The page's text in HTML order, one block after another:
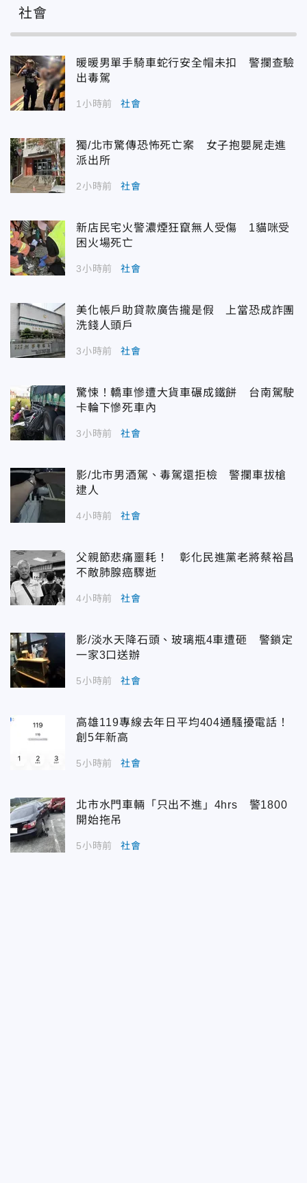
社會
暖暖男單手騎車蛇行安全帽未扣 警攔查驗
出毒駕
1小時前 社會
獨/北市驚傳恐怖死亡案 女子抱嬰屍走進
派出所
2小時前 社會
新店民宅火警濃煙狂竄無人受傷 1貓咪受
困火場死亡
3小時前 社會
美化帳戶助貸款廣告攏是假 上當恐成詐團
洗錢人頭戶
3小時前 社會
驚悚！轎車慘遭大貨車碾成鐵餅 台南駕駛
卡輪下慘死車內
3小時前 社會
影/北市男酒駕、毒駕還拒檢 警攔車拔槍
逮人
4小時前 社會
父親節悲痛噩耗！ 彰化民進黨老將蔡裕昌
不敵肺腺癌驟逝
4小時前 社會
影/淡水天降石頭、玻璃瓶4車遭砸 警鎖定
一家3口送辦
5小時前 社會
高雄119專線去年日平均404通騷擾電話！
創5年新高
5小時前 社會
北市水門車輛「只出不進」4hrs 警1800
開始拖吊
5小時前 社會